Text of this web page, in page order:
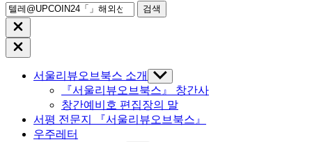
검
색:Close
search
Close
Off
서울리뷰오브북스 소개
Show
sub
menu
『서울리뷰오브북스』 창간사
창간예비호 편집장의 말
서평 전문지 『서울리뷰오브북스』
우주레터